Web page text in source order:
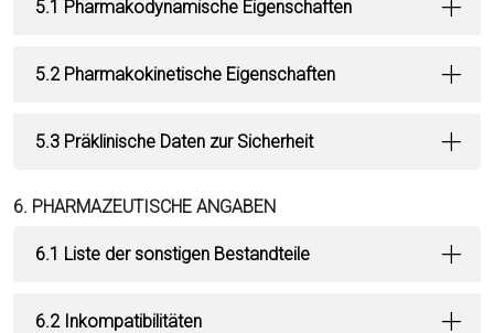
5.1 Pharmakodynamische Eigenschaften
5.2 Pharmakokinetische Eigenschaften
5.3 Präklinische Daten zur Sicherheit
6. PHARMAZEUTISCHE ANGABEN
6.1 Liste der sonstigen Bestandteile
6.2 Inkompatibilitäten